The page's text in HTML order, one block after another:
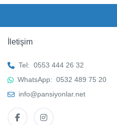
İletişim
Tel: 0553 444 26 32
WhatsApp: 0532 489 75 20
info@pansiyonlar.net